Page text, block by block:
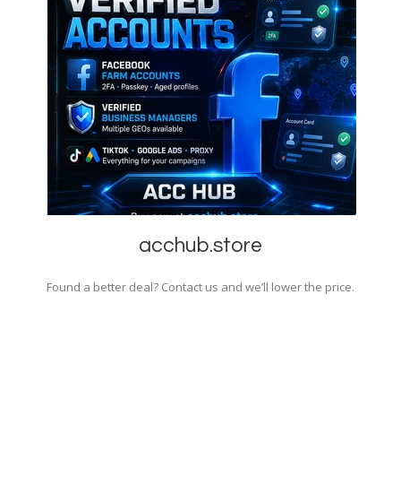
acchub.store
Found a better deal? Contact us and we’ll lower the price.